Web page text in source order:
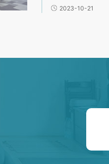
首先是装修的基本
2023-10-21